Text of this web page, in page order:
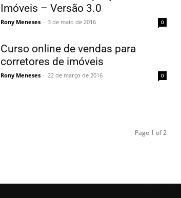
Imóveis – Versão 3.0
Rony Meneses - 3 de maio de 2016 0
Curso online de vendas para
corretores de imóveis
Rony Meneses - 22 de março de 2016 0
Page 1 of 2